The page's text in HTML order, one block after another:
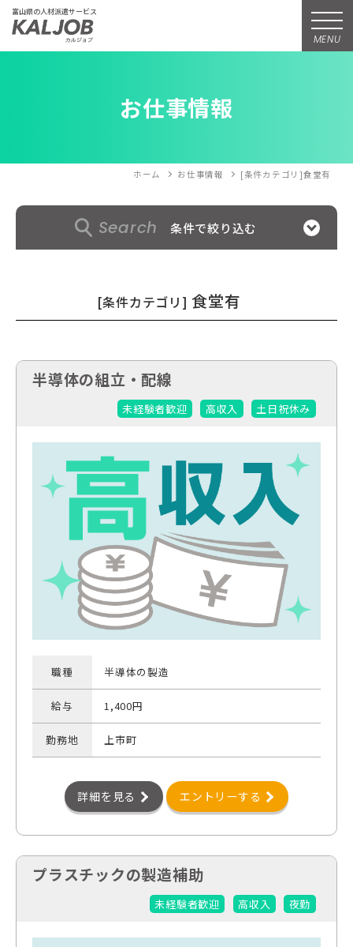
富山県の人材派遣サービス
MENU
お仕事情報
ホーム お仕事情報 [条件カテゴリ]食堂有
Search 条件で絞り込む
[条件カテゴリ] 食堂有
半導体の組立・配線
未経験者歓迎 高収入 土日祝休み
職種 半導体の製造
給与 1,400円
勤務地 上市町
詳細を見る エントリーする
プラスチックの製造補助
未経験者歓迎 高収入 夜勤